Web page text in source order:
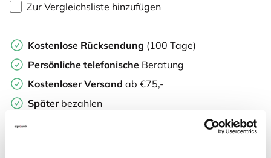
Zur Vergleichsliste hinzufügen
Kostenlose Rücksendung (100 Tage)
Persönliche telefonische Beratung
Kostenloser Versand ab €75,-
Später bezahlen
Weitere Informationen